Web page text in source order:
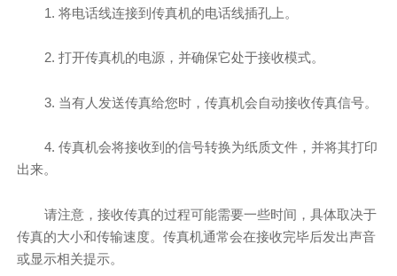
1. 将电话线连接到传真机的电话线插孔上。
2. 打开传真机的电源，并确保它处于接收模式。
3. 当有人发送传真给您时，传真机会自动接收传真信号。
4. 传真机会将接收到的信号转换为纸质文件，并将其打印
出来。
请注意，接收传真的过程可能需要一些时间，具体取决于
传真的大小和传输速度。传真机通常会在接收完毕后发出声音
或显示相关提示。